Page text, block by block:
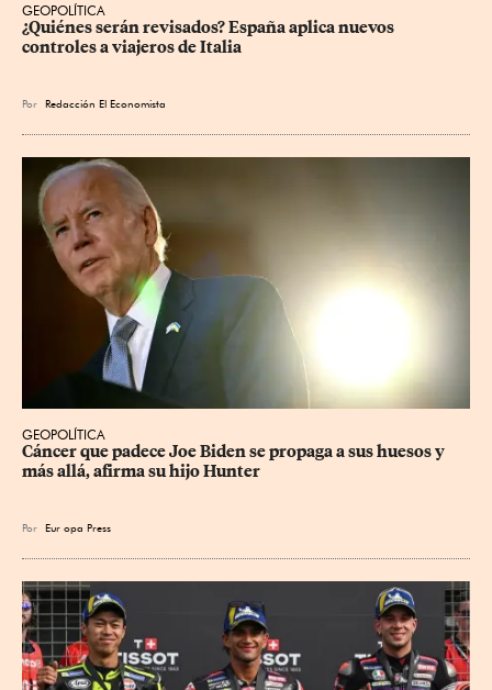
GEOPOLÍTICA
¿Quiénes serán revisados? España aplica nuevos
controles a viajeros de Italia
Por Redacción El Economista
GEOPOLÍTICA
Cáncer que padece Joe Biden se propaga a sus huesos y
más allá, afirma su hijo Hunter
Por Eur opa Press